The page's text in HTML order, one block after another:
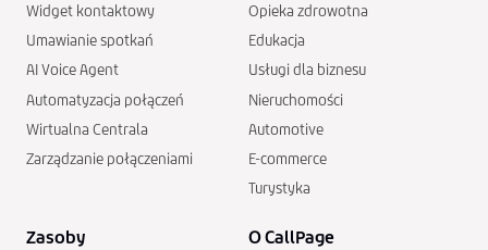
Widget kontaktowy
Umawianie spotkań
AI Voice Agent
Automatyzacja połączeń
Wirtualna Centrala
Zarządzanie połączeniami
Opieka zdrowotna
Edukacja
Usługi dla biznesu
Nieruchomości
Automotive
E-commerce
Turystyka
Zasoby O CallPage